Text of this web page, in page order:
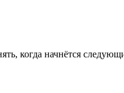
когда начнётся